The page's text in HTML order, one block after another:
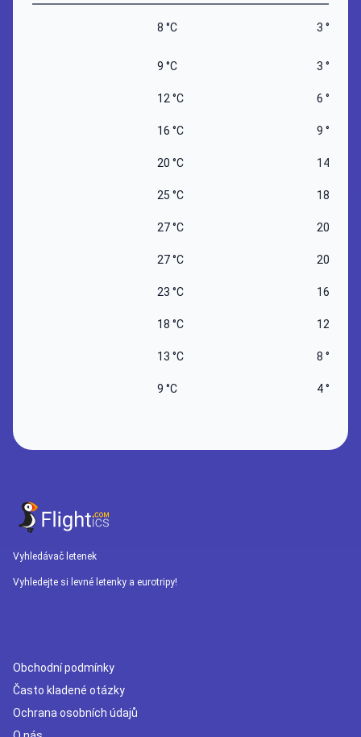
8 °C 3 °C
9 °C 3 °C
12 °C 6 °C
16 °C 9 °C
20 °C 14 °C
25 °C 18 °C
27 °C 20 °C
27 °C 20 °C
23 °C 16 °C
18 °C 12 °C
13 °C 8 °C
9 °C 4 °C
Vyhledávač letenek
Vyhledejte si levné letenky a eurotripy!
Obchodní podmínky
Často kladené otázky
Ochrana osobních údajů